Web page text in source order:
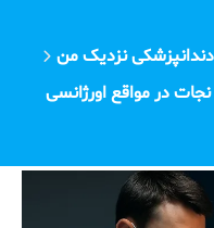
دندانپزشکی نزدیک من
در مواقع اورژانسی